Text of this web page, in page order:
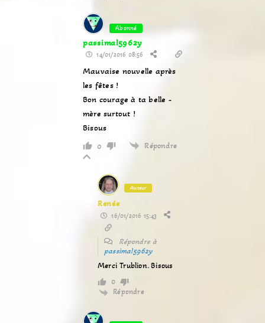
Abonné
passimal5962y
14/01/2016 08:56
Mauvaise nouvelle après
les fêtes !
Bon courage à ta belle -
mère surtout !
Bisous
0 Répondre
Auteur
Renée
16/01/2016 15:43
Répondre à
passimal5962y
Merci Trublion. Bisous
0
Répondre